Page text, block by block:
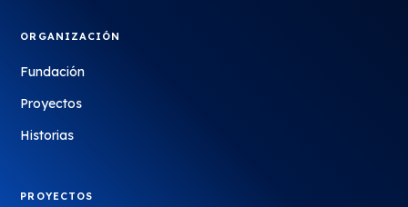
ORGANIZACIÓN
Fundación
Proyectos
Historias
PROYECTOS